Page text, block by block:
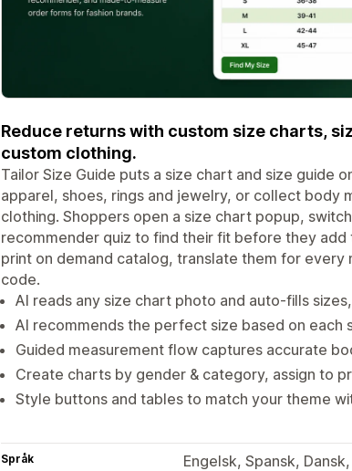
Reduce returns with custom size charts,
custom clothing.
Tailor Size Guide puts a size chart and size guide
apparel, shoes, rings and jewelry, or collect body
clothing. Shoppers open a size chart popup,
recommender quiz to find their fit before they
print on demand catalog, translate them for
code.
AI reads any size chart photo and auto-fills
AI recommends the perfect size based on each
Guided measurement flow captures accurate
Create charts by gender & category, assign to
Style buttons and tables to match your theme
Språk
Engelsk, Spansk,